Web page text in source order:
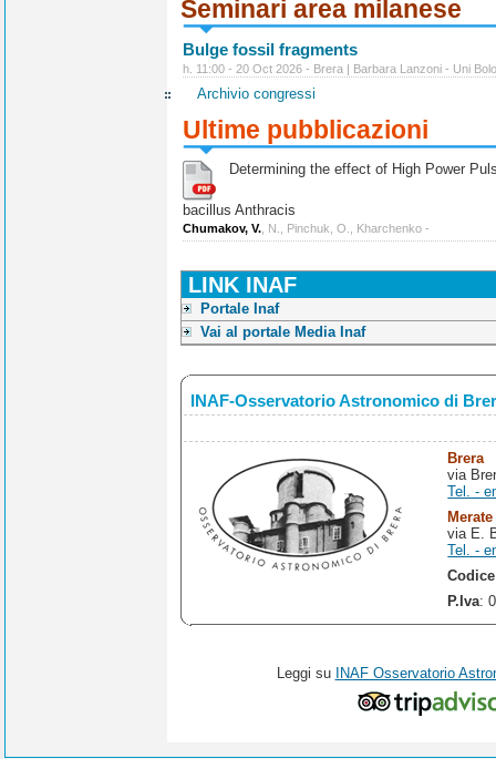
Seminari area milanese
Bulge fossil fragments
h. 11:00 - 20 Oct 2026 - Brera | Barbara Lanzoni - Uni
Archivio congressi
Ultime pubblicazioni
Determining the effect of High Power
bacillus Anthracis
Chumakov, V. , N., Pinchuk, O., Kharchenko -
LINK INAF
Portale Inaf
Vai al portale Media Inaf
INAF-Osservatorio Astronomico di
Brera
via
Tel. -
Merate
via E.
Tel. -
P.Iva:
Leggi su INAF Osservatorio